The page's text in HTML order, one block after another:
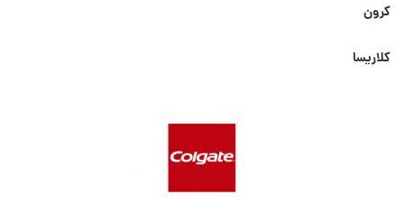
کرون
کلاریسا